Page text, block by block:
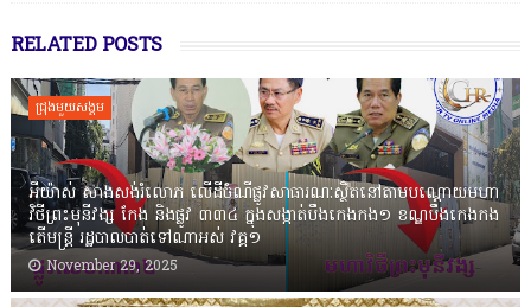
RELATED POSTS
ជ្រុងមួយសង្គម
អីយ៉ាស់ សាងសង់រំលោភ លើដីចំណីផ្លូវសាធារណៈស្ថិតនៅតាមបណ្ដោយមហា
វិថីព្រះមុនីវង្ស កែង និងផ្លូវ ៣៣៤ ក្នុងសង្កាត់បឹងកេងកង១ ខណ្ឌបឹងកេងកង
តើមន្ត្រី រដ្ឋបាលបាត់ទៅណាអស់ វគ្គ១
November 29, 2025